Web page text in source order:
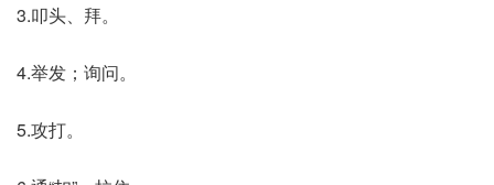
3.叩头、拜。
4.举发；询问。
5.攻打。